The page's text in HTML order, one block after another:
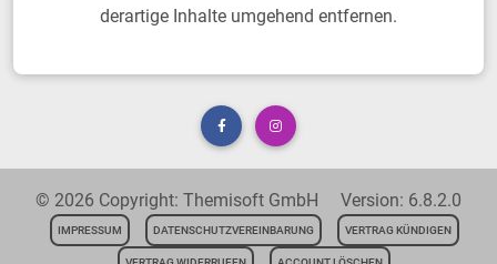
derartige Inhalte umgehend entfernen.
© 2026 Copyright: Themisoft GmbH Version: 6.8.2.0
IMPRESSUM DATENSCHUTZVEREINBARUNG VERTRAG KÜNDIGEN